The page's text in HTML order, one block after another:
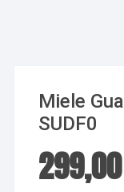
Miele
SUDF0